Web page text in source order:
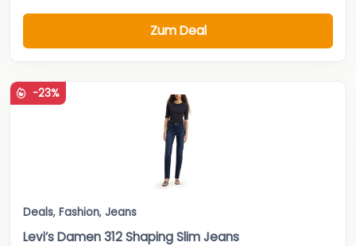
Zum Deal
-23%
Deals, Fashion, Jeans
Levi’s Damen 312 Shaping Slim Jeans